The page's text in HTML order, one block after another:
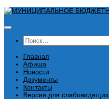
Перейти
содержимому
Найти:
Главная
Афиша
Новости
Документы
Контакты
Версия для слабовидящих